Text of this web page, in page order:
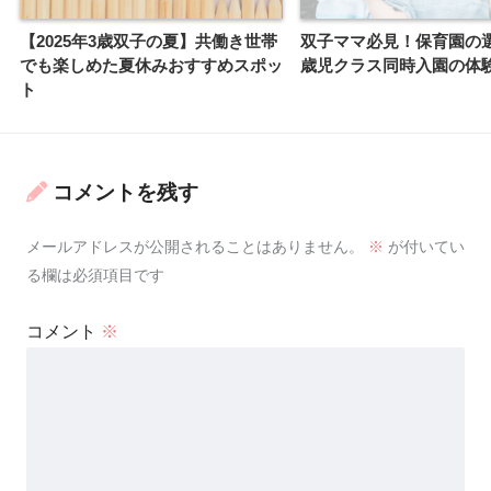
【2025年3歳双子の夏】共働き世帯
でも楽しめた夏休みおすすめスポッ
ト
双子ママ必見！保育園の
歳児クラス同時入園の体
コメントを残す
メールアドレスが公開されることはありません。 ※ が付いてい
る欄は必須項目です
コメント ※